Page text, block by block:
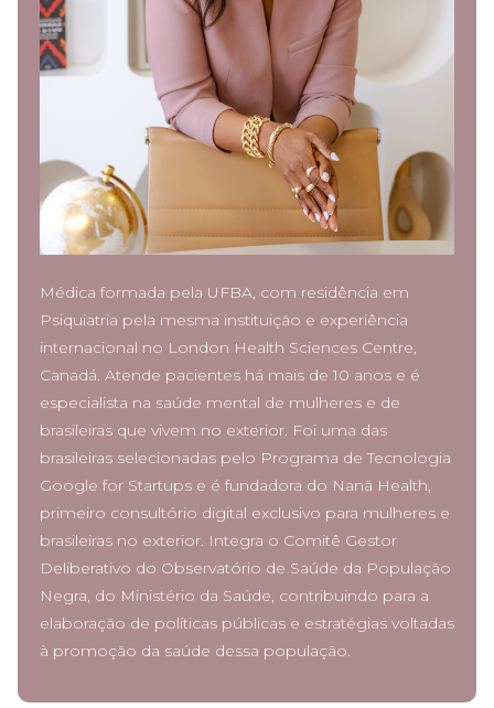
Médica formada pela UFBA, com residência em
Psiquiatria pela mesma instituição e experiência
internacional no London Health Sciences Centre,
Canadá. Atende pacientes há mais de 10 anos e é
especialista na saúde mental de mulheres e de
brasileiras que vivem no exterior. Foi uma das
brasileiras selecionadas pelo Programa de Tecnologia
Google for Startups e é fundadora do Nanã Health,
primeiro consultório digital exclusivo para mulheres e
brasileiras no exterior. Integra o Comitê Gestor
Deliberativo do Observatório de Saúde da População
Negra, do Ministério da Saúde, contribuindo para a
elaboração de políticas públicas e estratégias voltadas
à promoção da saúde dessa população.